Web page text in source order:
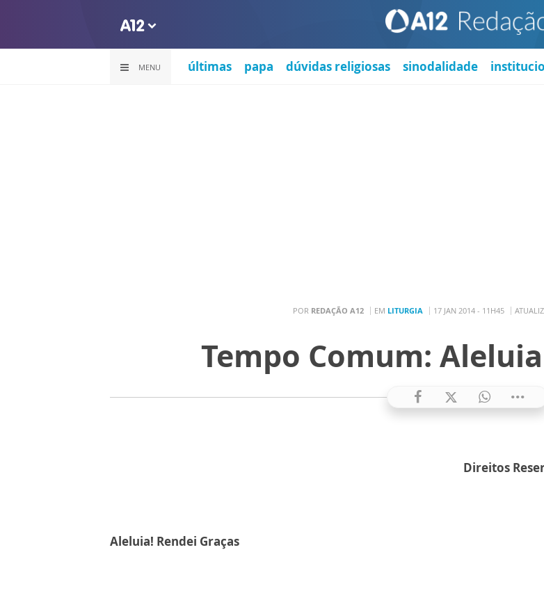
MENU últimas papa dúvidas religiosas sinodalidade
POR REDAÇÃO A12 EM LITURGIA 17 JAN 2014 - 11H45
Tempo Comum:
Direitos
Aleluia! Rendei Graças